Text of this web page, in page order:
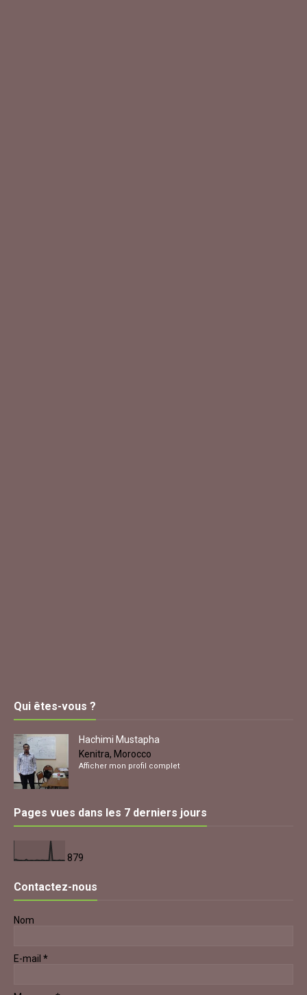
Qui êtes-vous ?
Hachimi Mustapha
Kenitra, Morocco
Afficher mon profil complet
Pages vues dans les 7 derniers jours
879
Contactez-nous
Nom
E-mail *